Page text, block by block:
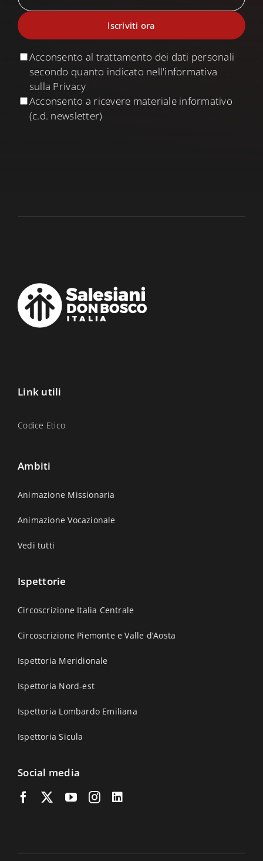
Acconsento al trattamento dei dati personali
secondo quanto indicato nell'informativa
sulla Privacy
Acconsento a ricevere materiale informativo
(c.d. newsletter)
Link utili
Codice Etico
Ambiti
Animazione Missionaria
Animazione Vocazionale
Vedi tutti
Ispettorie
Circoscrizione Italia Centrale
Circoscrizione Piemonte e Valle d’Aosta
Ispettoria Meridionale
Ispettoria Nord-est
Ispettoria Lombardo Emiliana
Ispettoria Sicula
Social media